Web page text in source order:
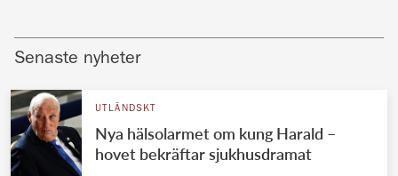
Senaste nyheter
UTLÄNDSKT
Nya hälsolarmet om kung Harald –
hovet bekräftar sjukhusdramat